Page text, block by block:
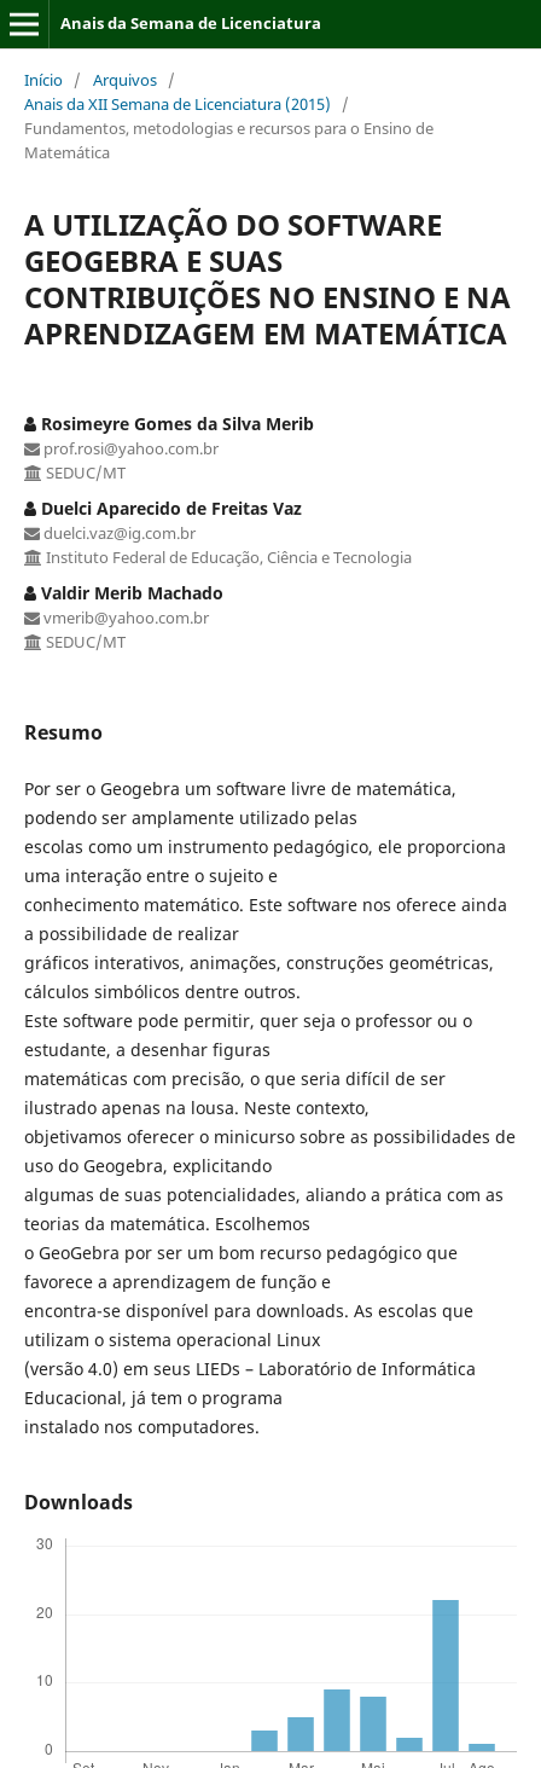
Anais da Semana de Licenciatura
Início / Arquivos /
Anais da XII Semana de Licenciatura (2015)
/
Fundamentos, metodologias e recursos para o Ensino de
Matemática
A UTILIZAÇÃO DO SOFTWARE
GEOGEBRA E SUAS
CONTRIBUIÇÕES NO ENSINO E NA
APRENDIZAGEM EM MATEMÁTICA
Rosimeyre Gomes da Silva Merib
prof.rosi@yahoo.com.br
SEDUC/MT
Duelci Aparecido de Freitas Vaz
duelci.vaz@ig.com.br
Instituto Federal de Educação, Ciência e Tecnologia
Valdir Merib Machado
vmerib@yahoo.com.br
SEDUC/MT
Resumo
Por ser o Geogebra um software livre de matemática,
podendo ser amplamente utilizado pelas
escolas como um instrumento pedagógico, ele proporciona
uma interação entre o sujeito e
conhecimento matemático. Este software nos oferece ainda
a possibilidade de realizar
gráficos interativos, animações, construções geométricas,
cálculos simbólicos dentre outros.
Este software pode permitir, quer seja o professor ou o
estudante, a desenhar figuras
matemáticas com precisão, o que seria difícil de ser
ilustrado apenas na lousa. Neste contexto,
objetivamos oferecer o minicurso sobre as possibilidades de
uso do Geogebra, explicitando
algumas de suas potencialidades, aliando a prática com as
teorias da matemática. Escolhemos
o GeoGebra por ser um bom recurso pedagógico que
favorece a aprendizagem de função e
encontra-se disponível para downloads. As escolas que
utilizam o sistema operacional Linux
(versão 4.0) em seus LIEDs – Laboratório de Informática
Educacional, já tem o programa
instalado nos computadores.
Downloads